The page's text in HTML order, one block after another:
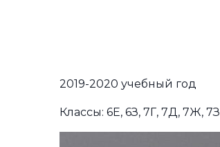
2019-2020 учебный год
Классы: 6Е, 6З, 7Г, 7Д, 7Ж, 7З